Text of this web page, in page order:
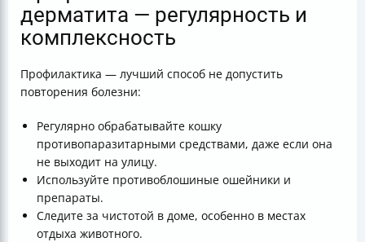
дерматита — регулярность и
комплексность
Профилактика — лучший способ не допустить
повторения болезни:
Регулярно обрабатывайте кошку
противопаразитарными средствами, даже если она
не выходит на улицу.
Используйте противоблошиные ошейники и
препараты.
Следите за чистотой в доме, особенно в местах
отдыха животного.